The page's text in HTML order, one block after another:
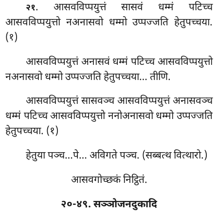
२१. आसवविप्पयुत्तं सासवं धम्मं पटिच्च
आसवविप्पयुत्तो नअनासवो धम्मो उप्पज्जति हेतुपच्चया.
(१)
आसवविप्पयुत्तं अनासवं धम्मं पटिच्च आसवविप्पयुत्तो
नअनासवो धम्मो उप्पज्जति हेतुपच्चया… तीणि.
आसवविप्पयुत्तं सासवञ्च आसवविप्पयुत्तं अनासवञ्च
धम्मं पटिच्च आसवविप्पयुत्तो ननोअनासवो धम्मो उप्पज्जति
हेतुपच्चया. (१)
हेतुया पञ्च…पे… अविगते पञ्च. (सब्बत्थ वित्थारो.)
आसवगोच्छकं निट्ठितं.
२०-४९. सञ्ञोजनदुकादि